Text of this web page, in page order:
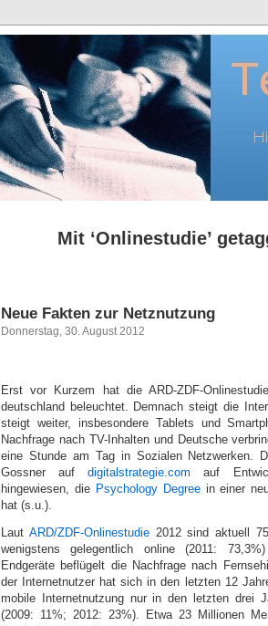
Mit ‘Onlinestudie’
Neue Fakten zur Netznutzung
Donnerstag, 30. August 2012
Erst vor Kurzem hat die ARD-ZDF-
deutschland beleuchtet. Demnach steigt die
steigt weiter, insbesondere Tablets und
Nachfrage nach TV-Inhalten und Deutsche
eine Stunde am Tag in Sozialen Netzwerken.
Gossner aufdigitalstrategie.com auf
hingewiesen, die Psychology Degreein einer
hat (s.u.).
Laut ARD/ZDF-Onlinestudie2012 sind aktuell
wenigstens gelegentlich online (2011:
Endgeräte beflügelt die Nachfrage nach
der Internetnutzer hat sich in den letzten 12
mobile Internetnutzung nur in den letzten drei
(2009: 11%; 2012: 23%). Etwa 23 Millionen